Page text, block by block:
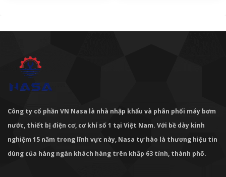
Công ty cổ phần VN Nasa là nhà nhập khẩu và phân phối máy bơm
nước, thiết bị điện cơ, cơ khí số 1 tại Việt Nam. Với bề dày kinh
nghiệm 15 năm trong lĩnh vực này, Nasa tự hào là thương hiệu tin
dùng của hàng ngàn khách hàng trên khắp 63 tỉnh, thành phố.